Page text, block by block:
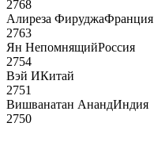
2768
Алиреза ФируджаФранция
2763
Ян НепомнящийРоссия
2754
Вэй ИКитай
2751
Вишванатан АнандИндия
2750